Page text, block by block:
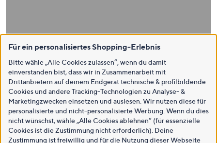
Für ein personalisiertes Shopping-Erlebnis
Bitte wähle „Alle Cookies zulassen“, wenn du damit
einverstanden bist, dass wir in Zusammenarbeit mit
Drittanbietern auf deinem Endgerät technische & profilbildende
Cookies und andere Tracking-Technologien zu Analyse- &
Marketingzwecken einsetzen und auslesen. Wir nutzen diese für
personalisierte und nicht-personalisierte Werbung. Wenn du dies
nicht wünschst, wähle „Alle Cookies ablehnen“ (für essenzielle
Cookies ist die Zustimmung nicht erforderlich). Deine
Zustimmung ist freiwillig und für die Nutzung dieser Webseite